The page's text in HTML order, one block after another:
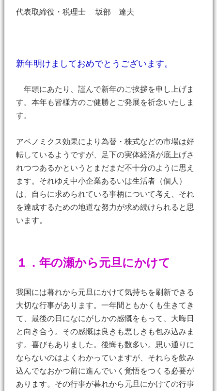
代表取締役・税理士 坂部 達夫
新年明けましておめでとうございます。
年頭にあたり、謹んで新年のご挨拶を申し上げま
す。本年も皆様方のご健勝とご発展を祈念いたしま
す。
アベノミクス効果により為替・株式などの市場は好
転しているようですが、足下の実体経済が底上げさ
れつつあるかというとまだまだ不十分のように思え
ます。それゆえ中小企業あるいは生活者（個人）
は、自らに求められている事柄について考え、それ
を達成するための地道な努力が求め続けられると思
います。
１．年の瀬から元旦にかけて
我国には暮れから元旦にかけて気持ちを刷新できる
大切な行事があります。一年間ともかくも生きてき
て、最後の日になにがしかの感慨をもって、大晦日
と向き合う。その感慨は良きも悪しきも包み込みま
す。喜びもありました。後悔も数多い。思い通りに
ならないのはよくわかっていますが、それらを飲み
込んでなおかつ前に進んでいく覚悟をつくる必要が
あります。その行事が暮れから元旦にかけての行事